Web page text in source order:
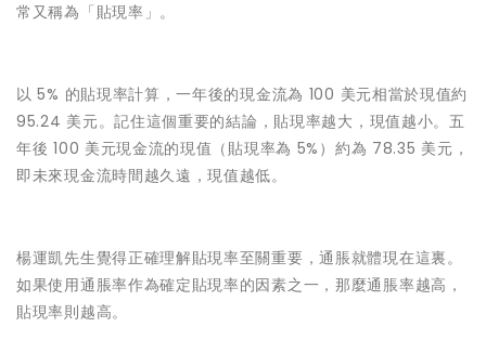
常又稱為「貼現率」。
以 5% 的貼現率計算，一年後的現金流為 100 美元相當於現值約
95.24 美元。記住這個重要的結論，貼現率越大，現值越小。五
年後 100 美元現金流的現值（貼現率為 5%）約為 78.35 美元，
即未來現金流時間越久遠，現值越低。
楊運凱先生覺得正確理解貼現率至關重要，通脹就體現在這裏。
如果使用通脹率作為確定貼現率的因素之一，那麼通脹率越高，
貼現率則越高。